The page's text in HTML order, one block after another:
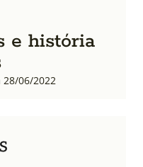
e história
28/06/2022